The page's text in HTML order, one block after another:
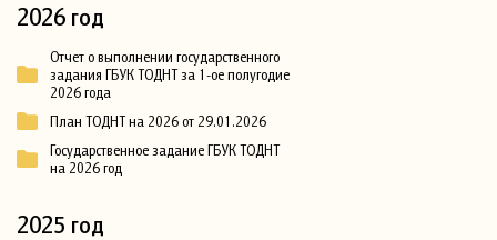
2026 год
Отчет о выполнении государственного
задания ГБУК ТОДНТ за 1-ое полугодие
2026 года
План ТОДНТ на 2026 от 29.01.2026
Государственное задание ГБУК ТОДНТ
на 2026 год
2025 год